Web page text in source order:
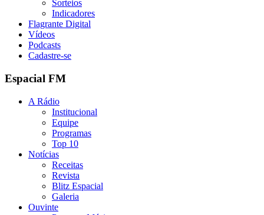
Sorteios
Indicadores
Flagrante Digital
Vídeos
Podcasts
Cadastre-se
Espacial FM
A Rádio
Institucional
Equipe
Programas
Top 10
Notícias
Receitas
Revista
Blitz Espacial
Galeria
Ouvinte